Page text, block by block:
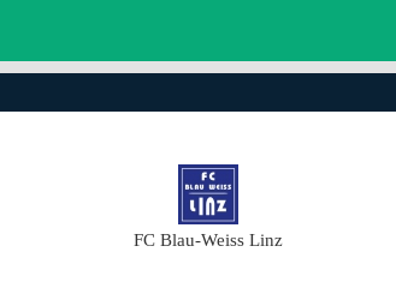
FC Blau-Weiss Linz